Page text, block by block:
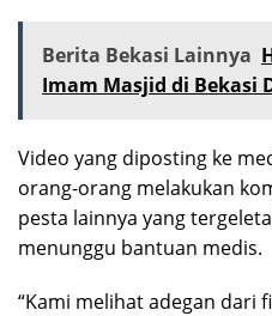
Berita Bekasi Lainnya
Imam Masjid di Bekasi
Video yang diposting ke
orang-orang melakukan
pesta lainnya yang
menunggu bantuan medis.
“Kami melihat adegan dari